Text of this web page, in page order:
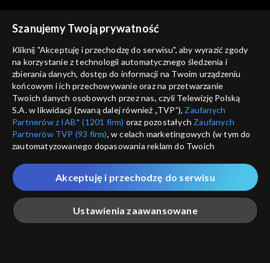
18.12.2025, 12:10
17.12.2025, 12:10
Agrobiznes
Agrobiznes
Szanujemy Twoją prywatność
Kliknij "Akceptuję i przechodzę do serwisu", aby wyrazić zgody
na korzystanie z technologii automatycznego śledzenia i
zbierania danych, dostęp do informacji na Twoim urządzeniu
końcowym i ich przechowywanie oraz na przetwarzanie
Twoich danych osobowych przez nas, czyli Telewizję Polską
S.A. w likwidacji (zwaną dalej również „TVP”), Zaufanych
Partnerów z IAB* (1201 firm) oraz pozostałych Zaufanych
Partnerów TVP (93 firm), w celach marketingowych (w tym do
zautomatyzowanego dopasowania reklam do Twoich
które wskazujemy poniżej, a także zgody na udostępnianie
przez nas identyfikatora PPID do Google.
Twoje dane osobowe zbierane podczas odwiedzania przez
Ciebie naszych
poszczególnych serwisówzwanych dalej
„Portalem”, w tym informacje zapisywane za pomocą
Ustawienia zaawansowane
Akceptuję i przechodzę do serwisu